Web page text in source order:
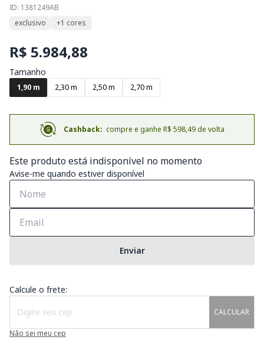
ID: 1381249AB
exclusivo
+1 cores
R$ 5.984,88
Tamanho
1,90 m 2,30 m 2,50 m 2,70 m
Cashback: compre e ganhe R$ 598,49 de volta
Este produto está indisponível no momento
Avise-me quando estiver disponível
Enviar
Calcule o frete:
CALCULAR
Não sei meu cep